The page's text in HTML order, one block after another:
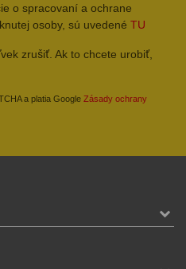
o spracovaní a ochrane
osoby, sú uvedené TU
zrušiť. Ak to chcete urobiť,
a platia Google Zásady ochrany